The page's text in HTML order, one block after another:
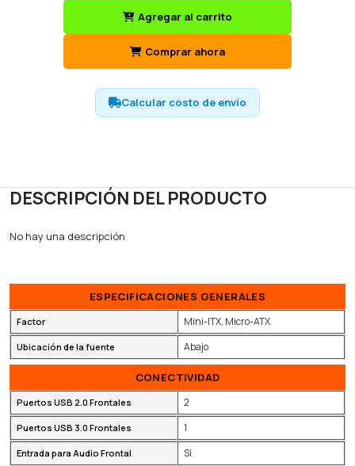
Agregar al carrito
Comprar ahora
Calcular costo de envío
DESCRIPCIÓN DEL PRODUCTO
No hay una descripción
ESPECIFICACIONES GENERALES
Factor Mini-ITX, Micro-ATX
Ubicación de la fuente Abajo
CONECTIVIDAD
Puertos USB 2.0 Frontales 2
Puertos USB 3.0 Frontales 1
Entrada para Audio Frontal Si